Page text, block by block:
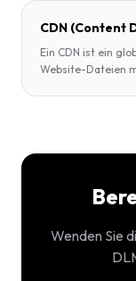
CDN (Content
Ein CDN ist ein
Website-Dateien
Wenden Sie